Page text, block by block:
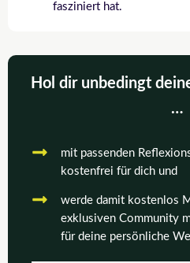
fasziniert hat.
Hol dir unbedingt
…
mit passenden
kostenfrei für dich und
werde damit kostenlos
exklusiven Community
für deine persönliche